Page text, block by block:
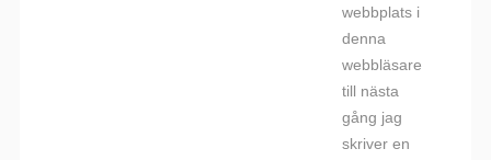
webbplats i
denna
webbläsare
till nästa
gång jag
skriver en